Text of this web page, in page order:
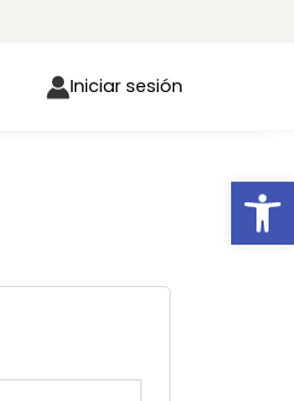
Iniciar sesión